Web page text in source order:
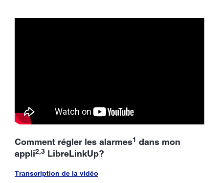
Comment régler les alarmes1 dans mon
appli2,3 LibreLinkUp?
Transcription de la vidéo